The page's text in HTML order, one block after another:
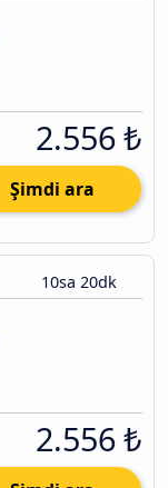
2.556 ₺
Şimdi ara
10sa 20dk
2.556 ₺